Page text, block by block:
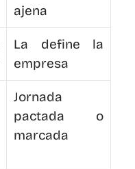
ajena
La define la
empresa
Jornada
pactada o
marcada